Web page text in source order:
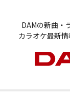
DAMの新曲・
カラオケ最新情